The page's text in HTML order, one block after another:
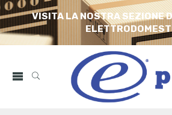
VISITA LA NOSTRA SEZIONE